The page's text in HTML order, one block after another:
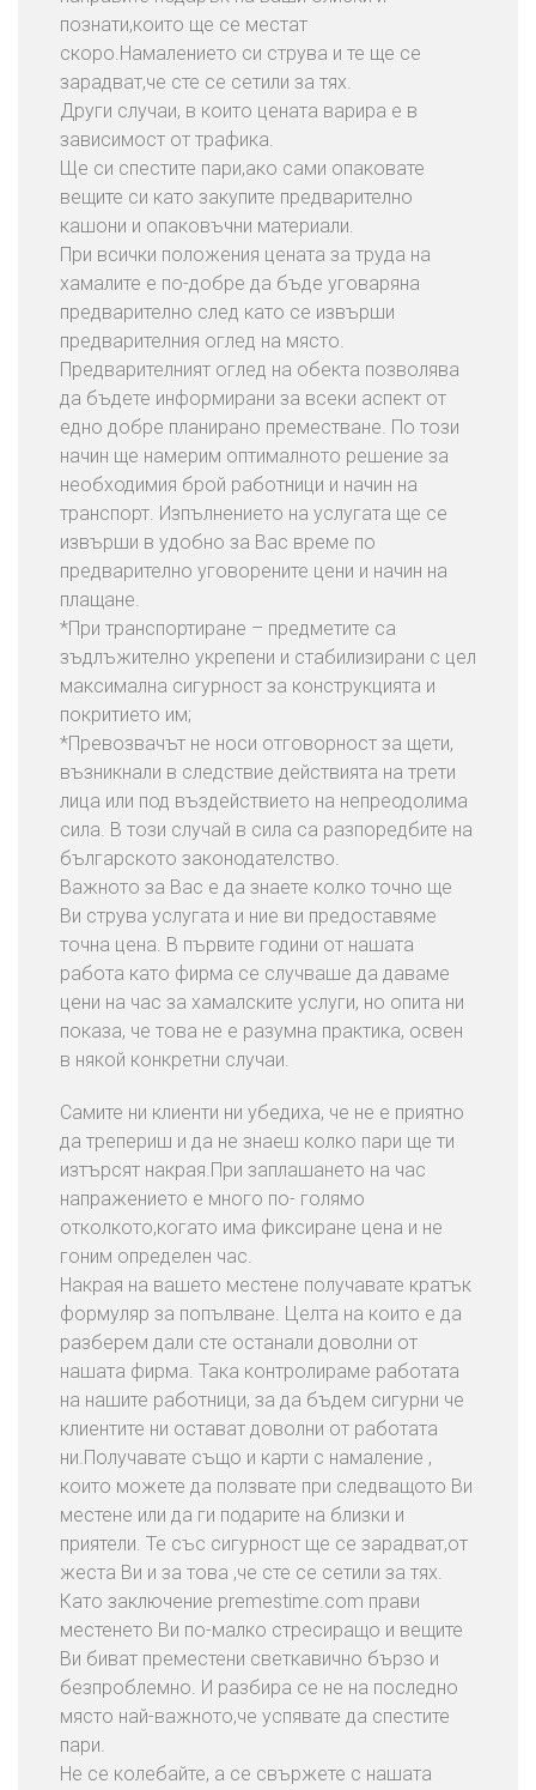
познати,които ще се местат
скоро.Намалението си струва и те ще се
зарадват,че сте се сетили за тях.
Други случаи, в които цената варира е в
зависимост от трафика.
Ще си спестите пари,ако сами опаковате
вещите си като закупите предварително
кашони и опаковъчни материали.
При всички положения цената за труда на
хамалите е по-добре да бъде уговаряна
предварително след като се извърши
предварителния оглед на място.
Предварителният оглед на обекта позволява
да бъдете информирани за всеки аспект от
едно добре планирано преместване. По този
начин ще намерим оптималното решение за
необходимия брой работници и начин на
транспорт. Изпълнението на услугата ще се
извърши в удобно за Вас време по
предварително уговорените цени и начин на
плащане.
*При транспортиране – предметите са
зъдлъжително укрепени и стабилизирани с цел
максимална сигурност за конструкцията и
покритието им;
*Превозвачът не носи отговорност за щети,
възникнали в следствие действията на трети
лица или под въздействието на непреодолима
сила. В този случай в сила са разпоредбите на
българското законодателство.
Важното за Вас е да знаете колко точно ще
Ви струва услугата и ние ви предоставяме
точна цена. В първите години от нашата
работа като фирма се случваше да даваме
цени на час за хамалските услуги, но опита ни
показа, че това не е разумна практика, освен
в някой конкретни случаи.
Самите ни клиенти ни убедиха, че не е приятно
да трепериш и да не знаеш колко пари ще ти
изтърсят накрая.При заплашането на час
напражението е много по- голямо
отколкото,когато има фиксиране цена и не
гоним определен час.
Накрая на вашето местене получавате кратък
формуляр за попълване. Целта на които е да
разберем дали сте останали доволни от
нашата фирма. Така контролираме работата
на нашите работници, за да бъдем сигурни че
клиентите ни остават доволни от работата
ни.Получавате също и карти с намаление ,
които можете да ползвате при следващото Ви
местене или да ги подарите на близки и
приятели. Те със сигурност ще се зарадват,от
жеста Ви и за това ,че сте се сетили за тях.
Като заключение premestime.com прави
местенето Ви по-малко стресиращо и вещите
Ви биват преместени светкавично бързо и
безпроблемно. И разбира се не на последно
място най-важното,че успявате да спестите
пари.
Не се колебайте, а се свържете с нашата